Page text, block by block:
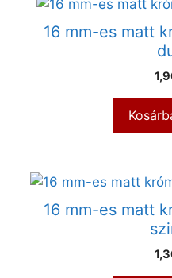
16 mm-es matt
16 mm-es matt